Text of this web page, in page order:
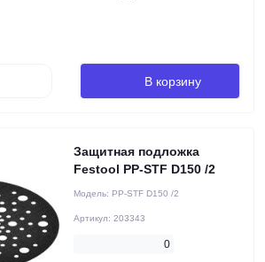
В корзину
Защитная подложка
Festool PP-STF D150 /2
Модель: PP-STF D150 /2
Артикул: 203343
0